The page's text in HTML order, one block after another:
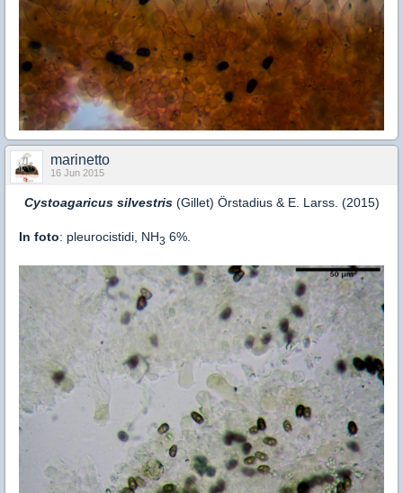
marinetto
16 Jun 2015
Cystoagaricus silvestris(Gillet) Örstadius & E. Larss. (2015)
In foto: pleurocistidi, NH3 6%.